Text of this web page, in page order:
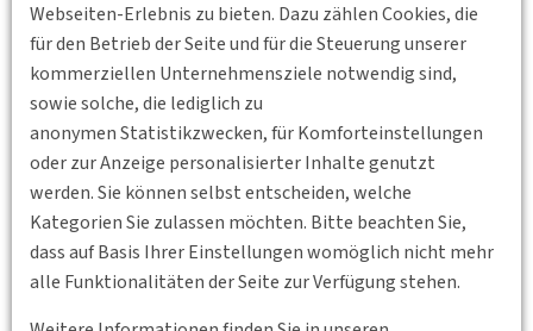
Webseiten-Erlebnis zu bieten. Dazu zählen Cookies, die
für den Betrieb der Seite und für die Steuerung unserer
kommerziellen Unternehmensziele notwendig sind,
sowie solche, die lediglich zu
anonymen Statistikzwecken, für Komforteinstellungen
oder zur Anzeige personalisierter Inhalte genutzt
werden. Sie können selbst entscheiden, welche
Kategorien Sie zulassen möchten. Bitte beachten Sie,
dass auf Basis Ihrer Einstellungen womöglich nicht mehr
alle Funktionalitäten der Seite zur Verfügung stehen.
Zurück